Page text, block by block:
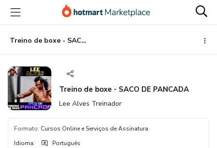
para
conteúdo
principal
para
pagamento
para
rodapé
Treino de boxe - SACO DE PANCADA
Treino de boxe - SACO DE PANCADA
Lee Alves Treinador
Formato: Cursos Online e Serviços de Assinatura
Idioma: Português